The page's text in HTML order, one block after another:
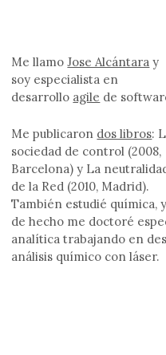
Me llamoJose Alcántara y
soy especialista en
desarrollo agile de
Me publicaron dos libros:
sociedad de control (2008,
Barcelona) y La
de la Red (2010, Madrid).
También estudié química, y
de hecho me doctoré
analítica trabajando en
análisis químico con láser.